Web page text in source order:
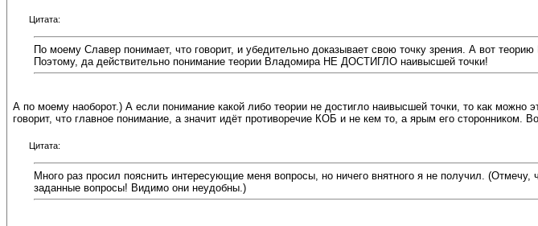
Цитата:
По моему Славер понимает, что говорит, и убедительно доказывает свою точку зрения. А вот
Поэтому, да действительно понимание теории Владомира НЕ ДОСТИГЛО наивысшей точки!
А по моему наоборот.) А если понимание какой либо теории не достигло наивысшей точки, то как
говорит, что главное понимание, а значит идёт противоречие КОБ и не кем то, а ярым его сторонником.
Цитата:
Много раз просил пояснить интересующие меня вопросы, но ничего внятного я не получил.
заданные вопросы! Видимо они неудобны.)